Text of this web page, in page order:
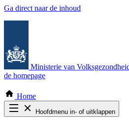
Ga direct naar de inhoud
Ministerie van
de homepage
Home
Hoofdmenu in- of uitklappen